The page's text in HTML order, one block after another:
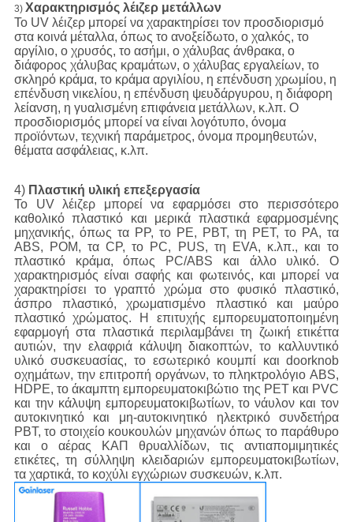
3) Χαρακτηρισμός λέιζερ μετάλλων
Το UV λέιζερ μπορεί να χαρακτηρίσει τον προσδιορισμό
στα κοινά μέταλλα, όπως το ανοξείδωτο, ο χαλκός, το
αργίλιο, ο χρυσός, το ασήμι, ο χάλυβας άνθρακα, ο
διάφορος χάλυβας κραμάτων, ο χάλυβας εργαλείων, το
σκληρό κράμα, το κράμα αργιλίου, η επένδυση χρωμίου, η
επένδυση νικελίου, η επένδυση ψευδάργυρου, η διάφορη
λείανση, η γυαλισμένη επιφάνεια μετάλλων, κ.λπ. Ο
προσδιορισμός μπορεί να είναι λογότυπο, όνομα
προϊόντων, τεχνική παράμετρος, όνομα προμηθευτών,
θέματα ασφάλειας, κ.λπ.
4) Πλαστική υλική επεξεργασία
Το UV λέιζερ μπορεί να εφαρμόσει στο περισσότερο
καθολικό πλαστικό και μερικά πλαστικά εφαρμοσμένης
μηχανικής, όπως τα PP, το PE, PBT, τη PET, το PA, τα
ABS, POM, τα CP, το PC, PUS, τη EVA, κ.λπ., και το
πλαστικό κράμα, όπως PC/ABS και άλλο υλικό. Ο
χαρακτηρισμός είναι σαφής και φωτεινός, και μπορεί να
χαρακτηρίσει το γραπτό χρώμα στο φυσικό πλαστικό,
άσπρο πλαστικό, χρωματισμένο πλαστικό και μαύρο
πλαστικό χρώματος. Η επιτυχής εμπορευματοποιημένη
εφαρμογή στα πλαστικά περιλαμβάνει τη ζωική ετικέττα
αυτιών, την ελαφριά κάλυψη διακοπτών, το καλλυντικό
υλικό συσκευασίας, το εσωτερικό κουμπί και doorknob
οχημάτων, την επιτροπή οργάνων, το πληκτρολόγιο ABS,
HDPE, το άκαμπτη εμπορευματοκιβώτιο της PET και PVC
και την κάλυψη εμπορευματοκιβωτίων, το νάυλον και τον
αυτοκινητικό και μη-αυτοκινητικό ηλεκτρικό συνδετήρα
PBT, το στοιχείο κουκουλών μηχανών όπως το παράθυρο
και ο αέρας ΚΑΠ θρυαλλίδων, τις αντιαπομιμητικές
ετικέτες, τη σύλληψη κλειδαριών εμπορευματοκιβωτίων,
τα χαρτικά, το κοχύλι εγχώριων συσκευών, κ.λπ.